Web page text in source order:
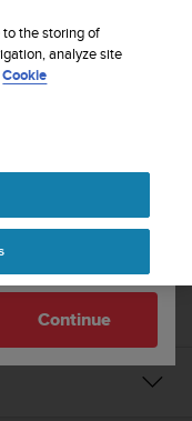
1 / 4
어난 기능 제공
Continue
to the storing of
analyze site
Cookie